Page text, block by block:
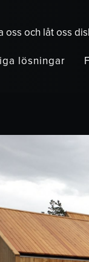
oss och låt oss
lösningar